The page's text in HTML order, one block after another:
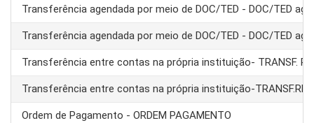
Transferência agendada por meio de DOC/TED - DOC/TED
Transferência agendada por meio de DOC/TED - DOC/TED
Transferência entre contas na própria instituição- TRANSF.
Transferência entre contas na própria instituição-
Ordem de Pagamento - ORDEM PAGAMENTO